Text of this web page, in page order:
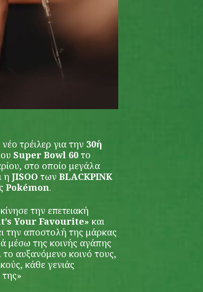
τρέιλερ για την 30ή
Super Bowl 60 το
στο οποίο μεγάλα
η JISOO των BLACKPINK
Pokémon.
την επετειακή
s Your Favourite» και
την αποστολή της μάρκας
μέσω της κοινής αγάπης
το αυξανόμενο κοινό τους,
κάθε γενιάς
της»